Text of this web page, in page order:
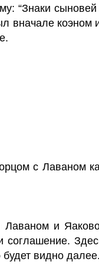
“Знаки
вначале
с Лаваном
Лаваном и
будет видно далее.